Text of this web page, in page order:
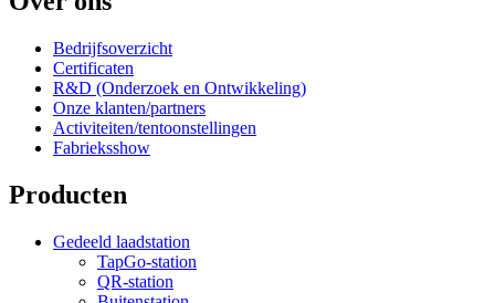
Bedrijfsoverzicht
Certificaten
R&D (Onderzoek en Ontwikkeling)
Onze klanten/partners
Activiteiten/tentoonstellingen
Fabrieksshow
Producten
Gedeeld laadstation
TapGo-station
QR-station